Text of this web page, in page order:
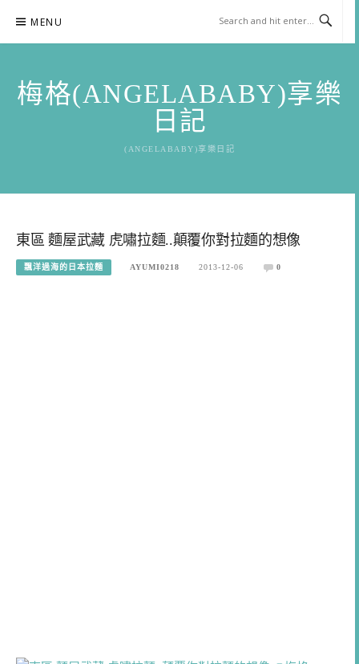
content
MENU
梅格(ANGELABABY)享樂
日記
(ANGELABABY)享樂日記
東區 麵屋武藏 虎嘯拉麵..顛覆你對拉麵的想像
飄洋過海的日本拉麵 AYUMI0218 2013-12-06 0